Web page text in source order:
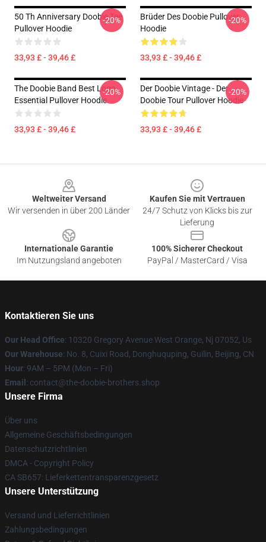
50 Th Anniversary Doobie Tee
Pullover Hoodie
33,93 £ - 39,46 £
-20%
Brüder Des Doobie Pullover
Hoodie
33,93 £ - 39,46 £
-20%
The Doobie Band Best Logo
Essential Pullover Hoodie
33,93 £ - 39,46 £
-20%
Der Doobie Vintage - Der
Doobie Tour Pullover Hoodie
33,93 £ - 39,46 £
-20%
Weltweiter Versand
Wir versenden in über 200 Länder
Kaufen Sie mit Vertrauen
24/7 Schutz von Klicks bis zur
Lieferung
Internationale Garantie
Im Nutzungsland angeboten
100% Sicherer Checkout
PayPal / MasterCard / Visa
Kontaktieren Sie uns
Our Head Office: 10320 Gregory Avenue West Orange, Nj 07052, Us
Our Warehouse: No. 8, Cuixi Road, Donghuquping, Guilin, Beijing, CN
Hour: 9AM – 5PM (Mon – Fri)
Email : contact@the-doobie-brothers.shop
Unsere Firma
Über uns
Allgemeine Geschäftsbedingungen
Datenschutzrichtlinien
DMCA - Copyright Policy
CA SB657: Lieferkettentransparenzgesetz
Unsere Unterstützung
Versand und Lieferrichtlinien
Zahlungsbedingungen